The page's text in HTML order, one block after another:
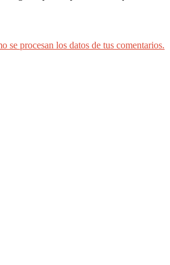
se procesan los datos de tus comentarios.